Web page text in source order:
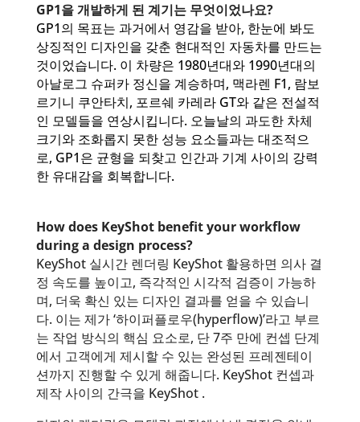
GP1을 개발하게 된 계기는 무엇이었나요?
GP1의 목표는 과거에서 영감을 받아, 한눈에 봐도
상징적인 디자인을 갖춘 현대적인 자동차를 만드는
것이었습니다. 이 차량은 1980년대와 1990년대의
아날로그 슈퍼카 정신을 계승하며, 맥라렌 F1, 람보
르기니 쿠안타치, 포르쉐 카레라 GT와 같은 전설적
인 모델들을 연상시킵니다. 오늘날의 과도한 차체
크기와 조화롭지 못한 성능 요소들과는 대조적으
로, GP1은 균형을 되찾고 인간과 기계 사이의 강력
한 유대감을 회복합니다.
How does KeyShot benefit your workflow
during a design process?
KeyShot 실시간 렌더링 KeyShot 활용하면 의사 결
정 속도를 높이고, 즉각적인 시각적 검증이 가능하
며, 더욱 확신 있는 디자인 결과를 얻을 수 있습니
다. 이는 제가 ‘하이퍼플로우(hyperflow)’라고 부르
는 작업 방식의 핵심 요소로, 단 7주 만에 컨셉 단계
에서 고객에게 제시할 수 있는 완성된 프레젠테이
션까지 진행할 수 있게 해줍니다. KeyShot 컨셉과
제작 사이의 간극을 KeyShot .